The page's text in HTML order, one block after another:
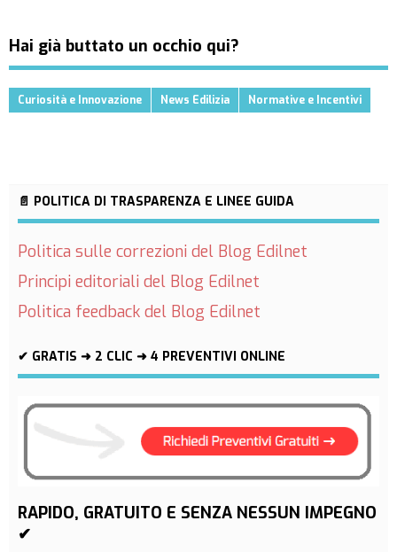
Hai già buttato un occhio qui?
Curiosità e Innovazione News Edilizia Normative e Incentivi
📄 POLITICA DI TRASPARENZA E LINEE GUIDA
Politica sulle correzioni del Blog Edilnet
Principi editoriali del Blog Edilnet
Politica feedback del Blog Edilnet
✔ GRATIS ➜ 2 CLIC ➜ 4 PREVENTIVI ONLINE
RAPIDO, GRATUITO E SENZA NESSUN IMPEGNO
✔